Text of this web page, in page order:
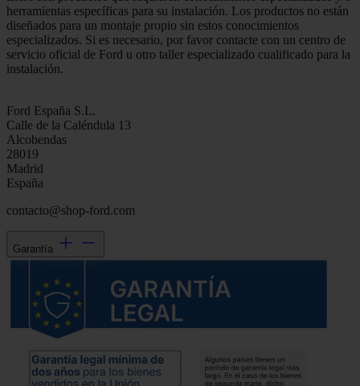
herramientas específicas para su instalación. Los productos no están
diseñados para un montaje propio sin estos conocimientos
especializados. Si es necesario, por favor contacte con un centro de
servicio oficial de Ford u otro taller especializado cualificado para la
instalación.
Ford España S.L.
Calle de la Caléndula 13
Alcobendas
28019
Madrid
España
contacto@shop-ford.com
Garantía